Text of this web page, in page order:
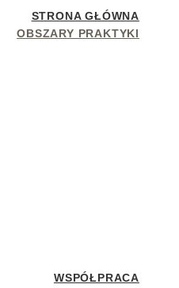
STRONA GŁÓWNA
OBSZARY PRAKTYKI
WSPÓŁPRACA